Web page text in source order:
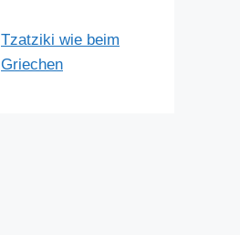
Tzatziki wie beim
Griechen